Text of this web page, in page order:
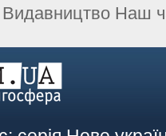
Видавництво Наш